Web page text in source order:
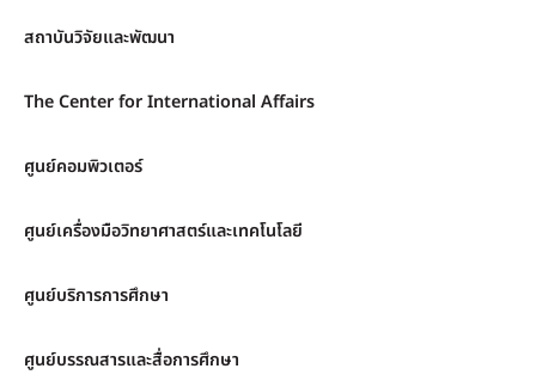
สถาบันวิจัยและพัฒนา
The Center for International Affairs
ศูนย์คอมพิวเตอร์
ศูนย์เครื่องมือวิทยาศาสตร์และเทคโนโลยี
ศูนย์บริการการศึกษา
ศูนย์บรรณสารและสื่อการศึกษา